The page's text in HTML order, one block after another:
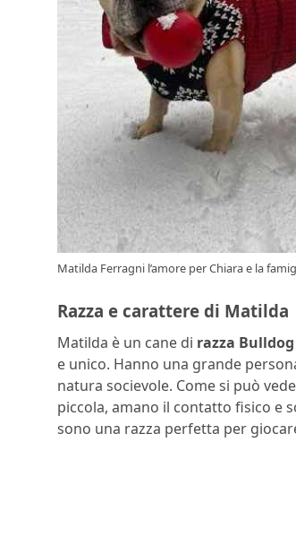
Matilda Ferragni l’amore per Chiara e la
Razza e carattere di Matilda
Matilda è un cane di razza
e unico. Hanno una grande
natura socievole. Come si può
piccola, amano il contatto fisico e
sono una razza perfetta per